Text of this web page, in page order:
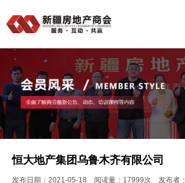
恒大地产集团乌鲁木齐有限公司
发布日期：2021-05-18 阅读量：17999次 发布者：